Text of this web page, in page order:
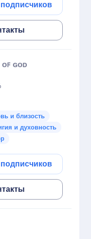
ᴏꜰ ɢᴏᴅ
и близость
и духовность